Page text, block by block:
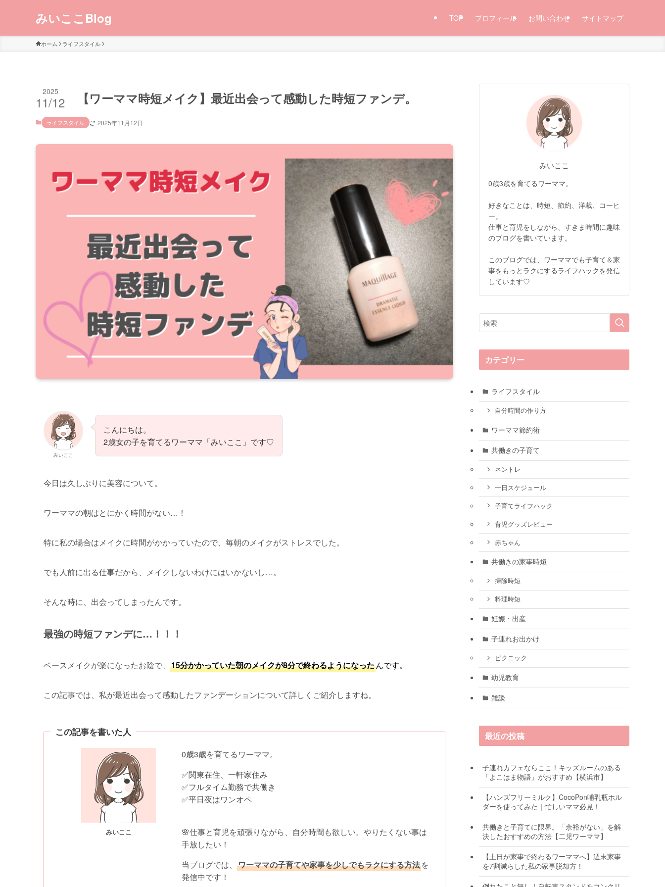
みいここBlog TOP プロフィール お問い合わせ サイトマップ
ホーム ライフスタイル
【ワーママ時短メイク】最近出会って感動した時短ファンデ。
2025
11/12
ライフスタイル 2025年11月12日
みいここ
こんにちは。
2歳女の子を育てるワーママ「みいここ」です♡
今日は久しぶりに美容について。
ワーママの朝はとにかく時間がない…！
特に私の場合はメイクに時間がかかっていたので、毎朝のメイクがストレスでした。
でも人前に出る仕事だから、メイクしないわけにはいかないし…。
そんな時に、出会ってしまったんです。
最強の時短ファンデに…！！！
ベースメイクが楽になったお陰で、 15分かかっていた朝のメイクが8分で終わるようになったんです。
この記事では、私が最近出会って感動したファンデーションについて詳しくご紹介しますね。
この記事を書いた人
みいここ
0歳3歳を育てるワーママ。
✅関東在住、一軒家住み
✅フルタイム勤務で共働き
✅平日夜はワンオペ
🌸仕事と育児を頑張りながら、自分時間も欲しい。やりたくない事は
手放したい！
当ブログでは、 ワーママの子育てや家事を少しでもラクにする方法を
発信中です！
みいここ
0歳3歳を育てるワーママ。
好きなことは、時短、節約、洋裁、コーヒ
ー。
仕事と育児をしながら、すきま時間に趣味
のブログを書いています。
このブログでは、ワーママでも子育て＆家
事をもっとラクにするライフハックを発信
しています♡
カテゴリー
ライフスタイル
自分時間の作り方
ワーママ節約術
共働きの子育て
ネントレ
一日スケジュール
子育てライフハック
育児グッズレビュー
赤ちゃん
共働きの家事時短
掃除時短
料理時短
妊娠・出産
子連れお出かけ
ピクニック
幼児教育
雑談
最近の投稿
子連れカフェならここ！キッズルームのある
「よこはま物語」がおすすめ【横浜市】
【ハンズフリーミルク】CocoPon哺乳瓶ホル
ダーを使ってみた｜忙しいママ必見！
共働きと子育てに限界。「余裕がない」を解
決したおすすめの方法【二児ワーママ】
【土日が家事で終わるワーママへ】週末家事
を7割減らした私の家事脱却方！